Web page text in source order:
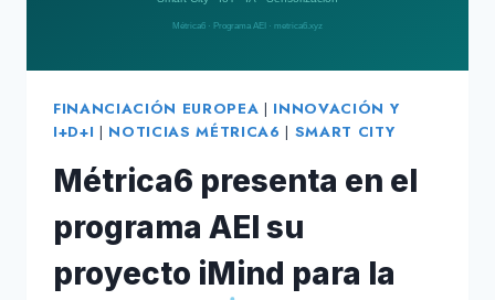
FINANCIACIÓN EUROPEA | INNOVACIÓN Y
I+D+I | NOTICIAS MÉTRICA6 | SMART CITY
Métrica6 presenta en el
programa AEI su
proyecto iMind para la